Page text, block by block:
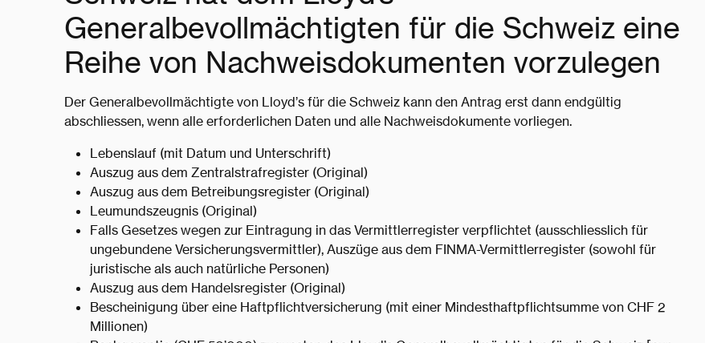
Generalbevollmächtigten für die Schweiz eine
Reihe von Nachweisdokumenten vorzulegen
Der Generalbevollmächtigte von Lloyd’s für die Schweiz kann den Antrag erst dann endgültig
abschliessen, wenn alle erforderlichen Daten und alle Nachweisdokumente vorliegen.
Lebenslauf (mit Datum und Unterschrift)
Auszug aus dem Zentralstrafregister (Original)
Auszug aus dem Betreibungsregister (Original)
Leumundszeugnis (Original)
Falls Gesetzes wegen zur Eintragung in das Vermittlerregister verpflichtet (ausschliesslich für
ungebundene Versicherungsvermittler), Auszüge aus dem FINMA-Vermittlerregister (sowohl für
juristische als auch natürliche Personen)
Auszug aus dem Handelsregister (Original)
Bescheinigung über eine Haftpflichtversicherung (mit einer Mindesthaftpflichtsumme von CHF 2
Millionen)